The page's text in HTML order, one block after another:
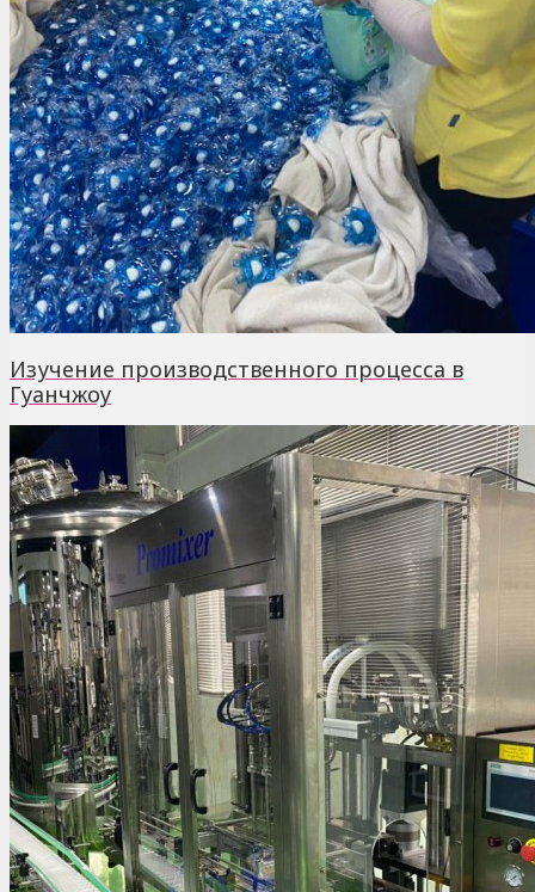
Изучение производственного процесса в
Гуанчжоу